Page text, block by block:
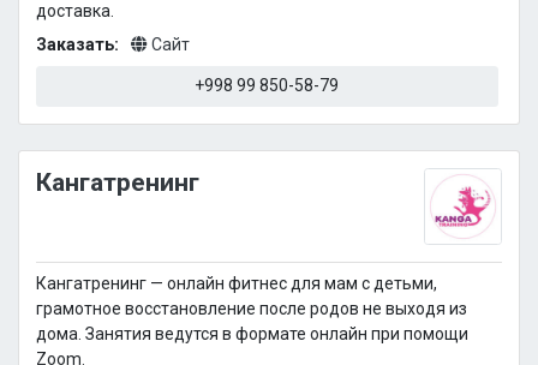
доставка.
Заказать:
Сайт
+998 99 850-58-79
Кангатренинг
Кангатренинг — онлайн фитнес для мам с детьми,
грамотное восстановление после родов не выходя из
дома. Занятия ведутся в формате онлайн при помощи
Zoom.